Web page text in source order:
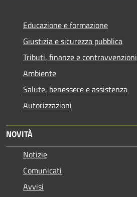
Educazione e formazione
Giustizia e sicurezza pubblica
Tributi, finanze e contravvenzioni
Ambiente
Salute, benessere e assistenza
Autorizzazioni
NOVITÀ
Notizie
Comunicati
Avvisi